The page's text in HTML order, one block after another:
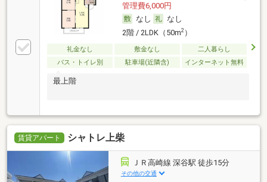
管理費6,000円
なし
なし
2階 / 2LDK（50m2）
礼金なし 敷金なし
二人暮らし
バス・トイレ別
駐車場(近隣含) インターネット無料
最上階
賃貸アパート シャトレ上柴
ＪＲ高崎線 深谷駅 徒歩15分
その他の交通